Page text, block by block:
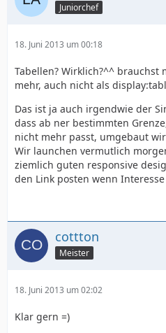
Juniorchef
18. Juni 2013 um 00:18
Tabellen? Wirklich?^^
mehr, auch nicht als
Das ist ja auch irgendwie der
dass ab ner bestimmten
nicht mehr passt, umgebaut
Wir launchen vermutlich
ziemlich guten responsive
den Link posten wenn
cottton
Meister
18. Juni 2013 um 02:02
Klar gern =)